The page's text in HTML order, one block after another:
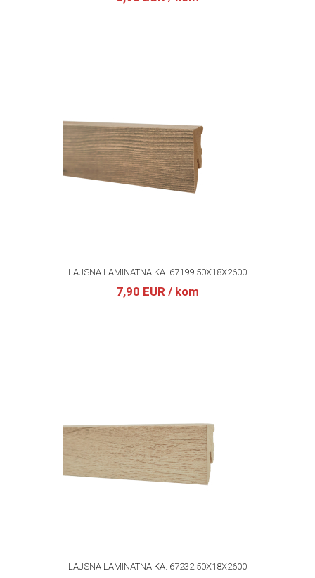
LAJSNA LAMINATNA KA. 67199 50X18X2600
7,90 EUR / kom
LAJSNA LAMINATNA KA. 67232 50X18X2600